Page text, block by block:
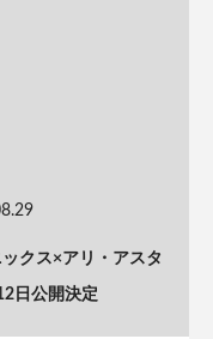
クス×アリ・アスタ
日公開決定